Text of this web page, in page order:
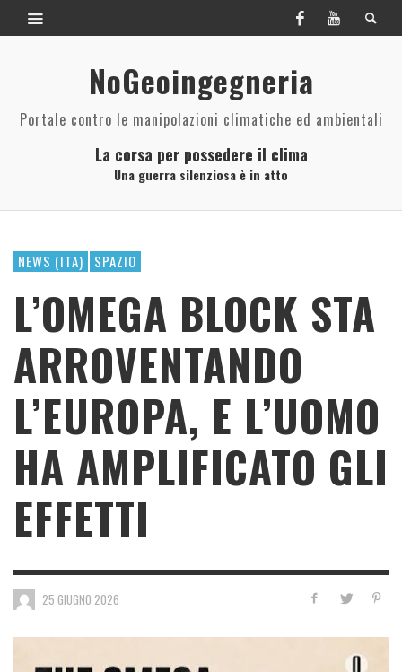
NoGeoingegneria
Portale contro le manipolazioni climatiche ed ambientali
La corsa per possedere il clima
Una guerra silenziosa è in atto
NEWS (ITA) SPAZIO
L’OMEGA BLOCK STA
ARROVENTANDO
L’EUROPA, E L’UOMO
HA AMPLIFICATO GLI
EFFETTI
25 GIUGNO 2026